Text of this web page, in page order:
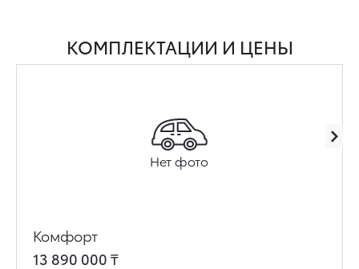
КОМПЛЕКТАЦИИ И ЦЕНЫ
Нет фото
Комфорт
13 890 000 ₸